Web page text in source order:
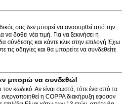
σας δεν μπορεί να ανασυρθεί από την
δοθεί νέα τιμή. Για να ξεκινήσει η
σύνδεσης και κάντε κλικ στην επιλογή Έχω
τις οδηγίες και θα μπορείτε να συνδεθείτε
μπορώ να συνδεθώ!
κωδικό. Αν είναι σωστά, τότε ένα από τα
η COPPA διακήρυξη εφόσον